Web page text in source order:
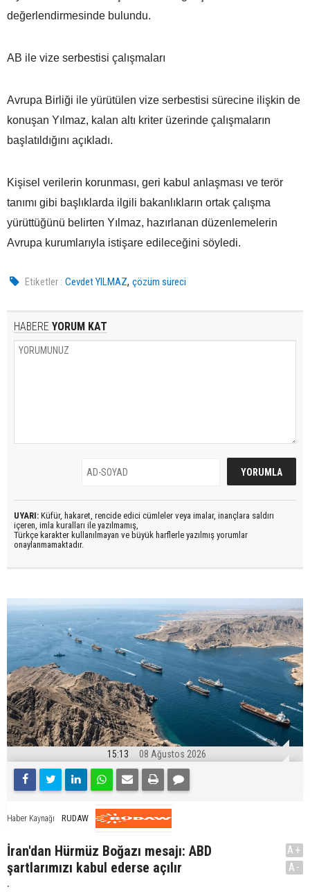
değerlendirmesinde bulundu.
AB ile vize serbestisi çalışmaları
Avrupa Birliği ile yürütülen vize serbestisi sürecine ilişkin de
konuşan Yılmaz, kalan altı kriter üzerinde çalışmaların
başlatıldığını açıkladı.
Kişisel verilerin korunması, geri kabul anlaşması ve terör
tanımı gibi başlıklarda ilgili bakanlıkların ortak çalışma
yürüttüğünü belirten Yılmaz, hazırlanan düzenlemelerin
Avrupa kurumlarıyla istişare edileceğini söyledi.
Etiketler : Cevdet YILMAZ,çözüm süreci
HABERE YORUM KAT
UYARI: Küfür, hakaret, rencide edici cümleler veya imalar, inançlara saldırı
içeren, imla kuralları ile yazılmamış,
Türkçe karakter kullanılmayan ve büyük harflerle yazılmış yorumlar
onaylanmamaktadır.
15:13 08 Ağustos 2026
Haber Kaynağı RUDAW
İran'dan Hürmüz Boğazı mesajı: ABD
şartlarımızı kabul ederse açılır
.
A+
A-